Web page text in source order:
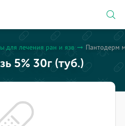
для лечения ран и язв arrow_right_alt Пантодерм
5% 30г (туб.)